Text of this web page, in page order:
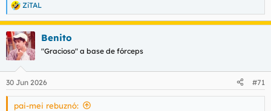
R
e
a
c
c
i
e
s
ZiTAL
Benito
"Gracioso" a base de fórceps
30 Jun 2026 #71
pai-mei rebuznó: